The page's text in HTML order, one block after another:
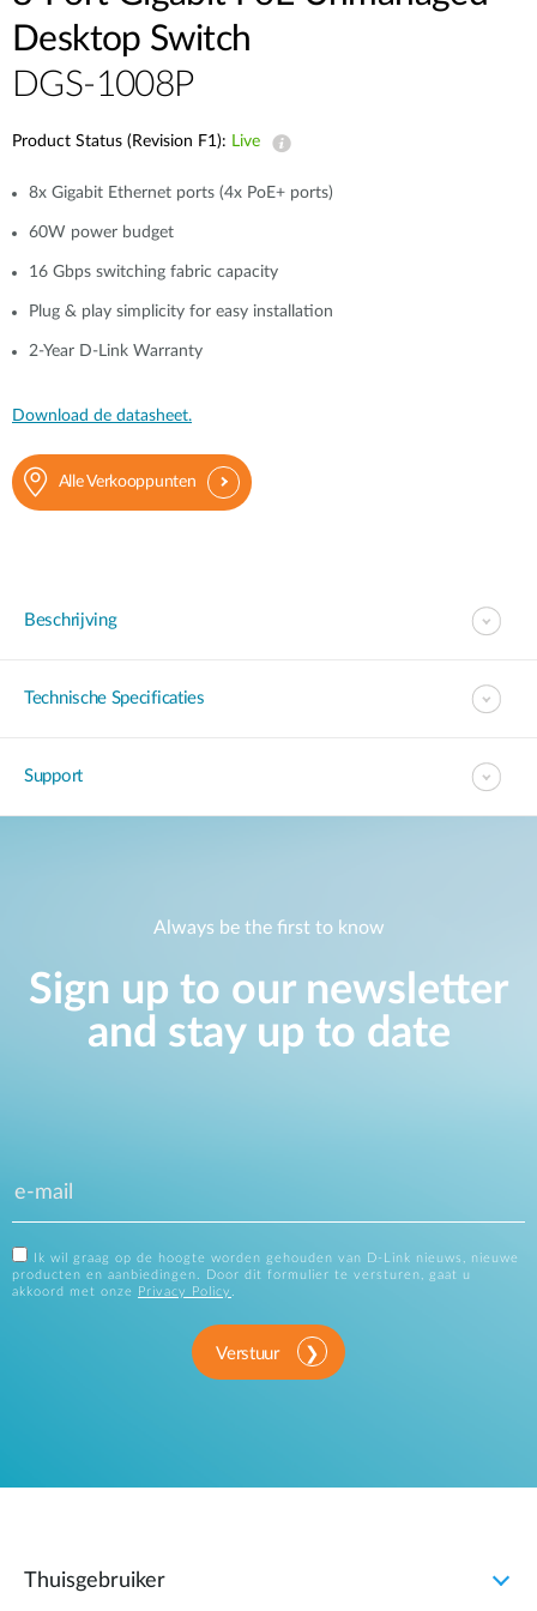
Desktop Switch
DGS-1008P
Product Status (Revision F1): Live
8x Gigabit Ethernet ports (4x PoE+ ports)
60W power budget
16 Gbps switching fabric capacity
Plug & play simplicity for easy installation
2-Year D-Link Warranty
Download de datasheet.
Alle Verkooppunten
Beschrijving
Technische Specificaties
Support
Always be the first to know
Sign up to our newsletter
and stay up to date
Ik wil graag op de hoogte worden gehouden van D-Link nieuws, nieuwe
producten en aanbiedingen. Door dit formulier te versturen, gaat u
akkoord met onze
Privacy Policy .
Verstuur
Thuisgebruiker